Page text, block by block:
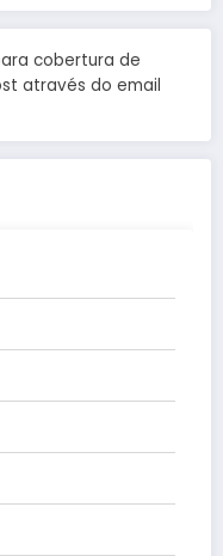
cobertura de
através do email